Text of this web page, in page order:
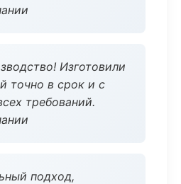
Изготовили
точно в срок и с
требований.
подход,